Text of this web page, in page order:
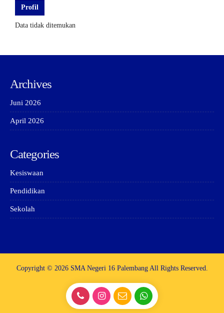
Profil
Data tidak ditemukan
Archives
Juni 2026
April 2026
Categories
Kesiswaan
Pendidikan
Sekolah
Copyright © 2026 SMA Negeri 16 Palembang All Rights Reserved.